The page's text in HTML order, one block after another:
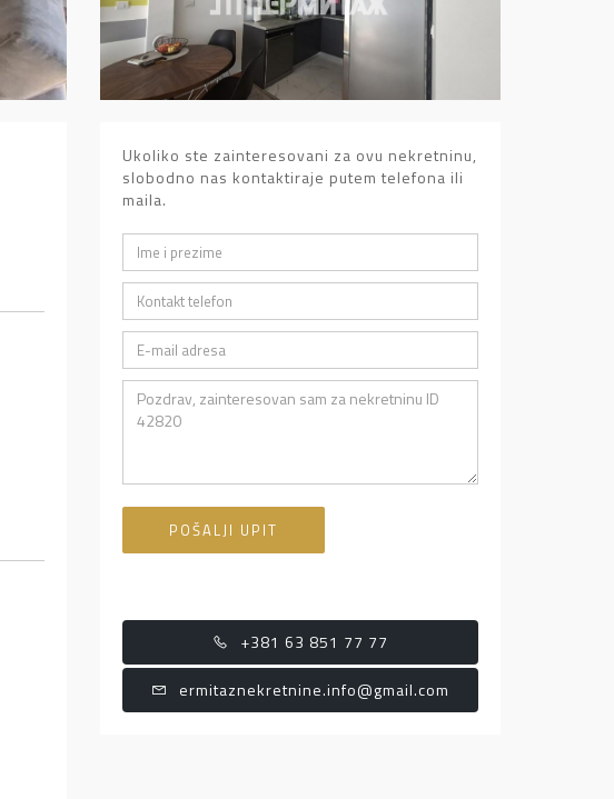
Ukoliko ste zainteresovani za ovu nekretninu,
slobodno nas kontaktiraje putem telefona ili
maila.
POŠALJI UPIT
+381 63 851 77 77
ermitaznekretnine.info@gmail.com